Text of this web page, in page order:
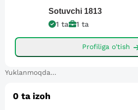
Sotuvchi 1813
1 ta 1 ta
Profiliga o'tish
Yuklanmoqda...
0 ta izoh